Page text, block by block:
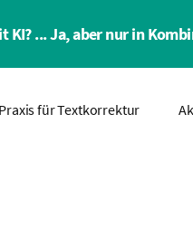
KI? ... Ja, aber nur in
Praxis für Textkorrektur